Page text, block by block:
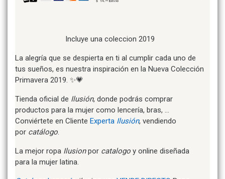
Incluye una coleccion 2019
La alegría que se despierta en ti al cumplir cada uno de
tus sueños, es nuestra inspiración en la Nueva Colección
Primavera 2019. ✨💗
Tienda oficial de Ilusión, donde podrás comprar
productos para la mujer como lencería, bras, …
Conviértete en Cliente Experta Ilusión, vendiendo
por catálogo.
La mejor ropa Ilusionpor catalogo y online diseñada
para la mujer latina.